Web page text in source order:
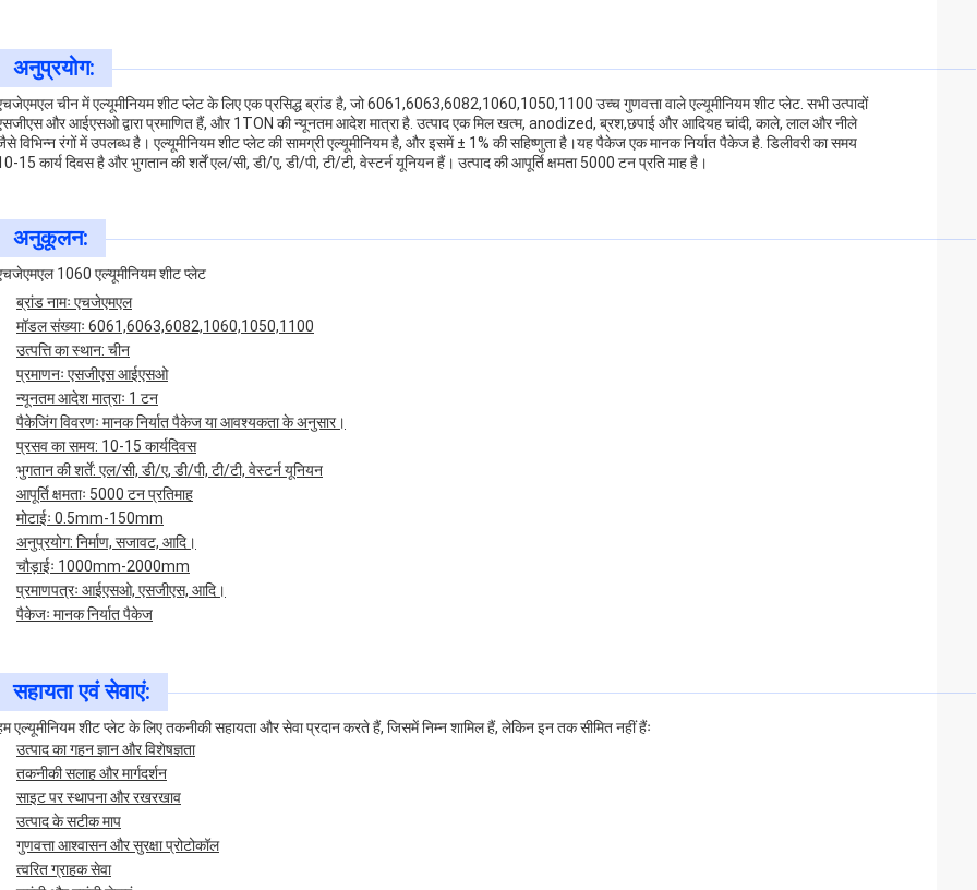
अनुप्रयोग:
चीन में एल्यूमीनियम शीट प्लेट के लिए एक प्रसिद्ध ब्रांड है, जो 6061,6063,6082,1060,1050,1100 उच्च गुणवत्ता वाले एल्यूमीनियम शीट प्लेट. सभी उत्पादों
और आईएसओ द्वारा प्रमाणित हैं, और 1TON की न्यूनतम आदेश मात्रा है. उत्पाद एक मिल खत्म, anodized, ब्रश,छपाई और आदियह चांदी, काले, लाल और नीले
विभिन्न रंगों में उपलब्ध है। एल्यूमीनियम शीट प्लेट की सामग्री एल्यूमीनियम है, और इसमें ± 1% की सहिष्णुता है।यह पैकेज एक मानक निर्यात पैकेज है. डिलीवरी का समय
15 कार्य दिवस है और भुगतान की शर्तें एल/सी, डी/ए, डी/पी, टी/टी, वेस्टर्न यूनियन हैं। उत्पाद की आपूर्ति क्षमता 5000 टन प्रति माह है।
अनुकूलन:
1060 एल्यूमीनियम शीट प्लेट
ब्रांड नामः एचजेएमएल
मॉडल संख्याः 6061,6063,6082,1060,1050,1100
उत्पत्ति का स्थान: चीन
प्रमाणनः एसजीएस आईएसओ
न्यूनतम आदेश मात्राः 1 टन
पैकेजिंग विवरणः मानक निर्यात पैकेज या आवश्यकता के अनुसार।
प्रसव का समय: 10-15 कार्यदिवस
भुगतान की शर्तें: एल/सी, डी/ए, डी/पी, टी/टी, वेस्टर्न यूनियन
आपूर्ति क्षमताः 5000 टन प्रतिमाह
मोटाईः 0.5mm-150mm
अनुप्रयोग: निर्माण, सजावट, आदि।
चौड़ाईः 1000mm-2000mm
प्रमाणपत्रः आईएसओ, एसजीएस, आदि।
पैकेजः मानक निर्यात पैकेज
सहायता एवं सेवाएं:
एल्यूमीनियम शीट प्लेट के लिए तकनीकी सहायता और सेवा प्रदान करते हैं, जिसमें निम्न शामिल हैं, लेकिन इन तक सीमित नहीं हैंः
उत्पाद का गहन ज्ञान और विशेषज्ञता
तकनीकी सलाह और मार्गदर्शन
साइट पर स्थापना और रखरखाव
उत्पाद के सटीक माप
गुणवत्ता आश्वासन और सुरक्षा प्रोटोकॉल
त्वरित ग्राहक सेवा